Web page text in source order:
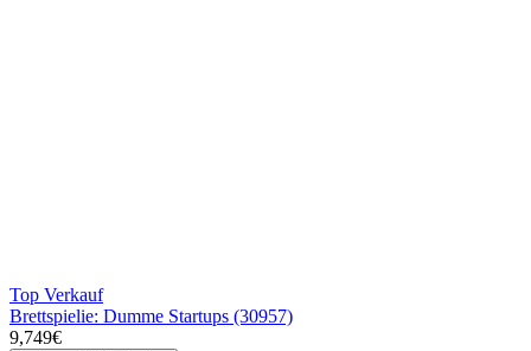
Top Verkauf
Brettspielie: Dumme Startups (30957)
9,749€